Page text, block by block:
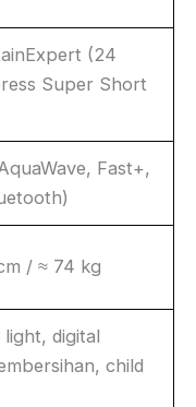
(24
Super Short
Fast+,
/ ≈ 74 kg
digital
child